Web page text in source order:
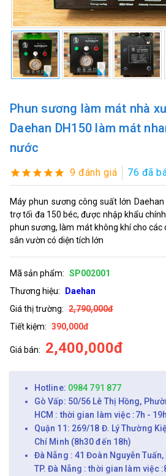
Phun sương làm mát nhà
Daehan DH150 làm mát
nước
9 đánh giá 76 đã
Máy phun sương công suất lớn
trợ tối đa 150 béc, được nhập khẩu
phun sương, làm mát không khí cho
sân vườn có diện tích lớn
Mã sản phẩm: SP002001
Thương hiệu:
Daehan
Giá thị trường: 2,790,000đ
Tiết kiệm: 390,000đ
Giá bán: 2,400,000đ
Hotline: 0984 791 877
Gò Vấp: 50/56 Lê Thị Hồng,
HCM : thời gian làm việc :7h -
Quận 11: 269/18 Đ. Lý Thường
Chí Minh (8h30 đến 18h)
Đà Nẵng : 41 Đoàn Nguyễn Tuấn,
TP. Đà Nẵng : thời gian làm việc